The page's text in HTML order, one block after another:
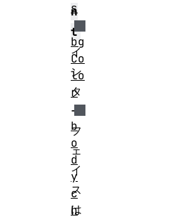
n
t
イ
ン
タ
ー
フ
ェ
イ
ス
は
s
bg
Co
lo
r
b
o
d
y
c
h